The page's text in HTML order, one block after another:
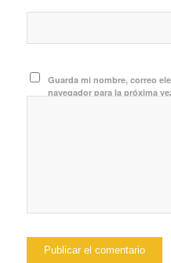
Guarda mi nombre, correo
navegador para la próxima